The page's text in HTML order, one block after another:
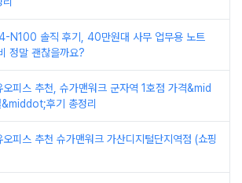
N100 솔직 후기, 40만원대 사무 업무용 노트
정말 괜찮을까요?
오피스 추천, 슈가맨워크 군자역 1호점 가격&mid
후기 총정리
오피스 추천 슈가맨워크 가산디지털단지역점 (쇼핑